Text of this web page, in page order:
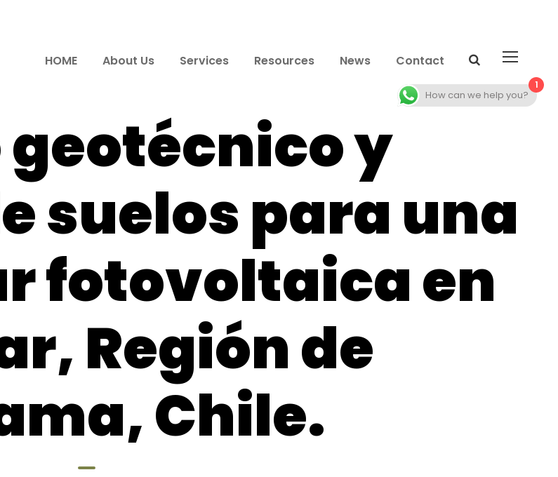
HOME About Us Services Resources News Contact
geotécnico y
suelos para una
fotovoltaica en
Región de
Chile.
1
How can we help you?